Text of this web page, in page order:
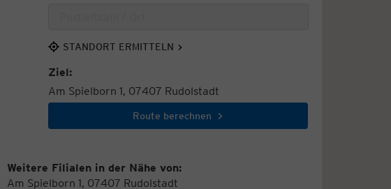
STANDORT ERMITTELN
Ziel:
Am Spielborn 1, 07407 Rudolstadt
Route berechnen
Weitere Filialen in der Nähe von:
Am Spielborn 1, 07407 Rudolstadt